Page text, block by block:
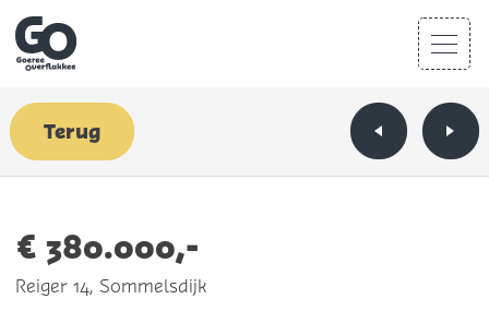
Terug
€ 380.000,-
Reiger 14, Sommelsdijk